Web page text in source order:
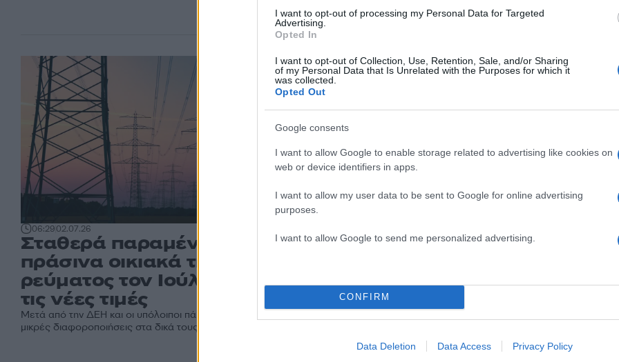
I want to opt-out of processing my Personal Data for Targeted
Advertising.
Opted In
I want to opt-out of Collection, Use, Retention, Sale, and/or Sharing
of my Personal Data that Is Unrelated with the Purposes for which it
was collected.
Opted Out
Google consents
I want to allow Google to enable storage related to advertising like cookies on
web or device identifiers in apps.
I want to allow my user data to be sent to Google for online advertising
purposes.
I want to allow Google to send me personalized advertising.
CONFIRM
Data Deletion Data Access Privacy Policy
06:2902.07.26
Σταθερά παραμένουν τα
πράσινα οικιακά τιμολόγια
ρεύματος τον Ιούλιο – Δείτε
τις νέες τιμές
Μετά από την ΔΕΗ και οι υπόλοιποι πάροχοι ανακοίνωσαν μόνο
μικρές διαφοροποιήσεις στα δικά τους τιμολόγια ρεύματος.
επίπεδα με το Μάιο τα
επαγγελματικά
επαγγελματίες και επιχειρήσεις